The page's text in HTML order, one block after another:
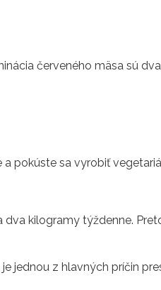
červeného mäsa sú
pokúste sa vyrobiť
kilogramy týždenne.
jednou z hlavných príčin